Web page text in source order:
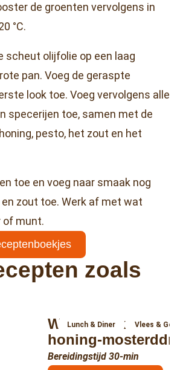
de groenten vervolgens in
°C.
scheut olijfolie op een laag
pan. Voeg de geraspte
look toe. Voeg vervolgens alle
specerijen toe, samen met de
pesto, het zout en het
toe en voeg naar smaak nog
zout toe. Werk af met wat
of munt.
zoals
Wrap met krokante
honing-
Bereidingstijd 30-min
Lunch & Diner Vlees &